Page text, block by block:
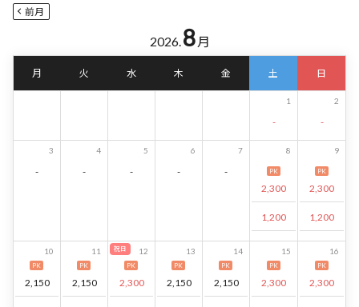
前月
2026.8 月
月 火 水 木 金 土 日
1
-
2
-
3
-
4
-
5
-
6
-
7
-
8
PK
2,300
1,200
9
PK
2,300
1,200
10
PK
2,150
11
PK
2,150
祝日 12
PK
2,300
13
PK
2,150
14
PK
2,150
15
PK
2,300
16
PK
2,300